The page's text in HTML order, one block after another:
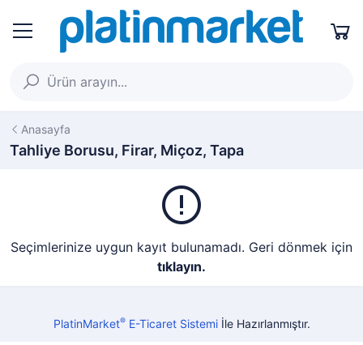
Anasayfa
Tahliye Borusu, Firar, Miçoz, Tapa
Seçimlerinize uygun kayıt bulunamadı. Geri dönmek için
tıklayın.
PlatinMarket®E-Ticaret Sistemiİle Hazırlanmıştır.